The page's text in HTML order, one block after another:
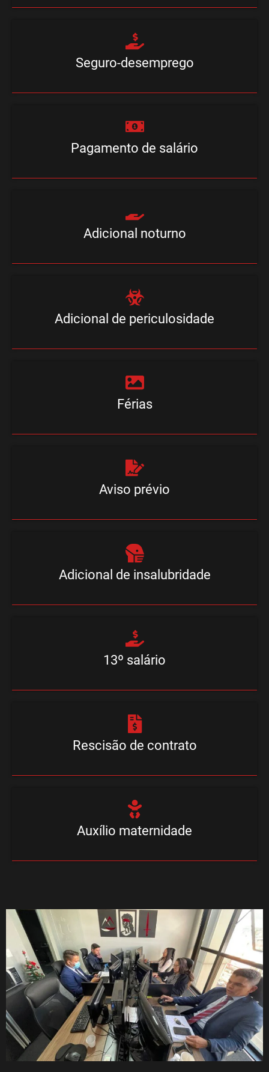
Seguro-desemprego
Pagamento de salário
Adicional noturno
Adicional de periculosidade
Férias
Aviso prévio
Adicional de insalubridade
13º salário
Rescisão de contrato
Auxílio maternidade